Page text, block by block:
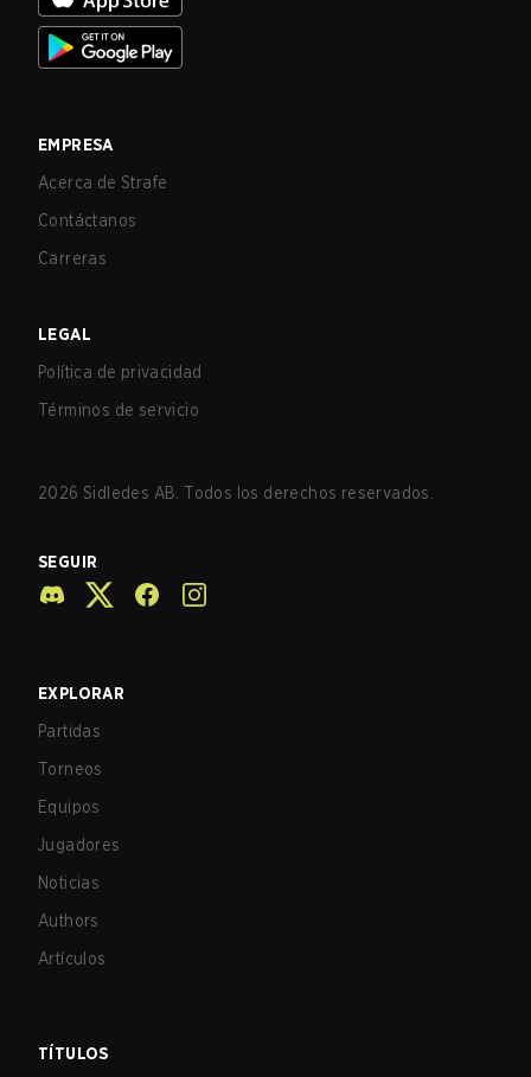
EMPRESA
Acerca de Strafe
Contáctanos
Carreras
LEGAL
Política de privacidad
Términos de servicio
2026 Sidledes AB. Todos los derechos reservados.
SEGUIR
EXPLORAR
Partidas
Torneos
Equipos
Jugadores
Noticias
Authors
Artículos
TÍTULOS